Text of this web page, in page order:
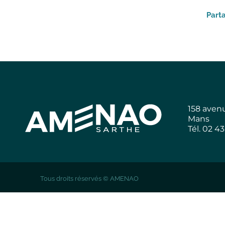
158
Mans
Tél. 02
Tous droits réservés © AMENAO